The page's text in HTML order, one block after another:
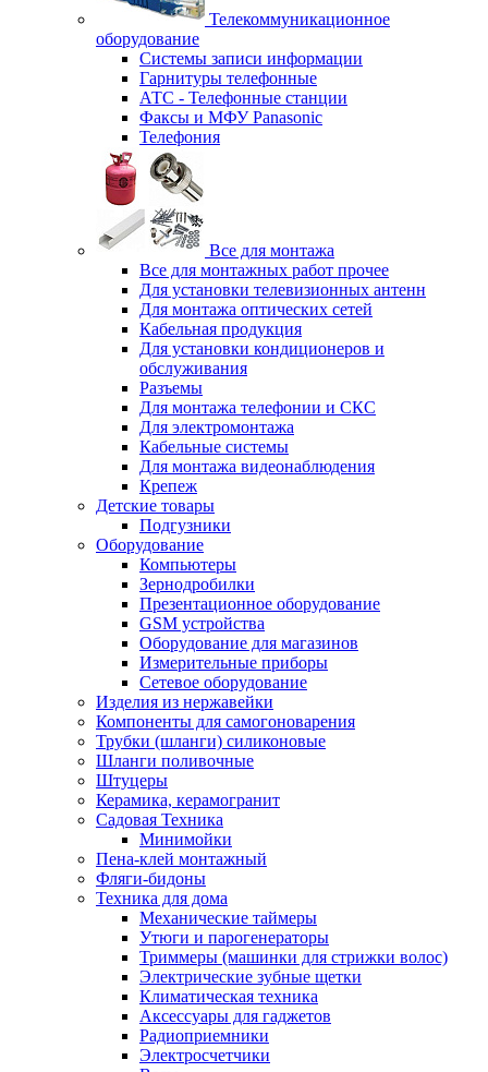
Телекоммуникационное
оборудование
Системы записи информации
Гарнитуры телефонные
АТС - Телефонные станции
Факсы и МФУ Panasonic
Телефония
Все для монтажа
Все для монтажных работ прочее
Для установки телевизионных антенн
Для монтажа оптических сетей
Кабельная продукция
Для установки кондиционеров и
обслуживания
Разъемы
Для монтажа телефонии и СКС
Для электромонтажа
Кабельные системы
Для монтажа видеонаблюдения
Крепеж
Детские товары
Подгузники
Оборудование
Компьютеры
Зернодробилки
Презентационное оборудование
GSM устройства
Оборудование для магазинов
Измерительные приборы
Сетевое оборудование
Изделия из нержавейки
Компоненты для самогоноварения
Трубки (шланги) силиконовые
Шланги поливочные
Штуцеры
Керамика, керамогранит
Садовая Техника
Минимойки
Пена-клей монтажный
Фляги-бидоны
Техника для дома
Механические таймеры
Утюги и парогенераторы
Триммеры (машинки для стрижки волос)
Электрические зубные щетки
Климатическая техника
Аксессуары для гаджетов
Радиоприемники
Электросчетчики